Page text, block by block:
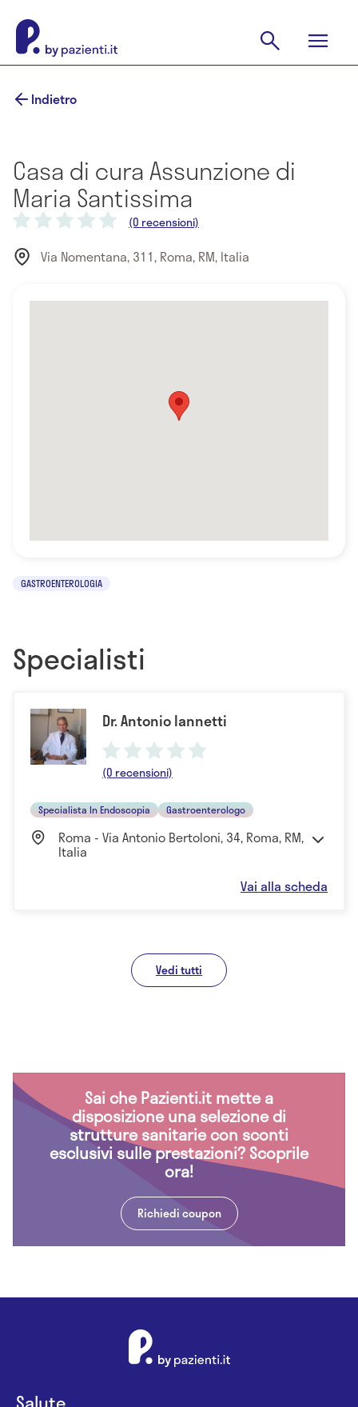
Indietro
Casa di cura Assunzione di
Maria Santissima
(0 recensioni)
Via Nomentana, 311, Roma, RM, Italia
GASTROENTEROLOGIA
Specialisti
Dr. Antonio Iannetti
(0 recensioni)
Specialista In Endoscopia Gastroenterologo
Roma - Via Antonio Bertoloni, 34, Roma, RM,
Italia
Vai alla scheda
Vedi tutti
Sai che Pazienti.it mette a
disposizione una selezione di
strutture sanitarie con sconti
esclusivi sulle prestazioni? Scoprile
ora!
Richiedi coupon